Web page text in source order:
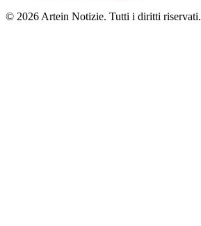
© 2026 Artein Notizie. Tutti i diritti riservati.